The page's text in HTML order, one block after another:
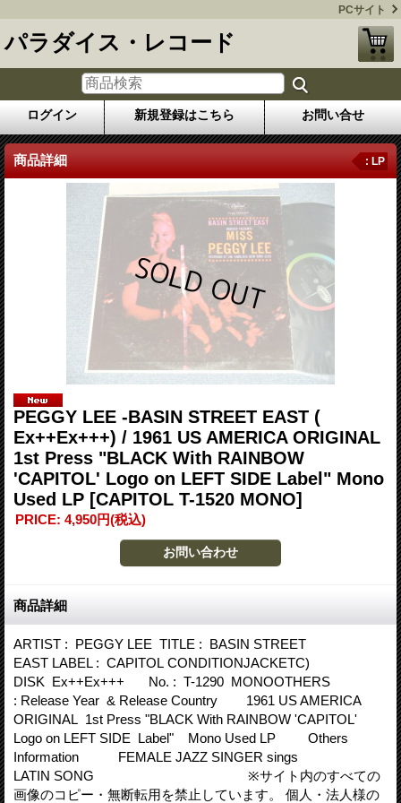
PCサイト
パラダイス・レコード
ログイン 新規登録はこちら お問い合せ
商品詳細 : LP
PEGGY LEE -BASIN STREET EAST (
Ex++Ex+++) / 1961 US AMERICA ORIGINAL
1st Press "BLACK With RAINBOW
'CAPITOL' Logo on LEFT SIDE Label" Mono
Used LP [CAPITOL T-1520 MONO]
PRICE: 4,950円(税込)
商品詳細
ARTIST : PEGGY LEE TITLE : BASIN STREET
EAST LABEL : CAPITOL CONDITIONJACKETC)
DISK Ex++Ex+++ No. : T-1290 MONOOTHERS
: Release Year & Release Country 1961 US AMERICA
ORIGINAL 1st Press "BLACK With RAINBOW 'CAPITOL'
Logo on LEFT SIDE Label" Mono Used LP Others
Information FEMALE JAZZ SINGER sings
LATIN SONG ※サイト内のすべての
画像のコピー・無断転用を禁止しています。 個人・法人様の